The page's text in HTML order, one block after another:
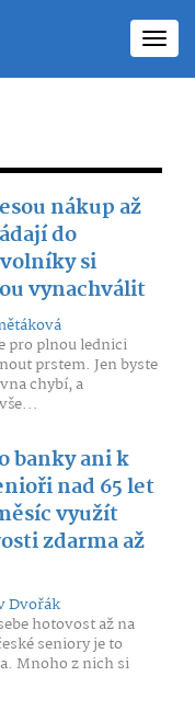
nákup až
do
si
vynachválit
pro plnou lednici
prstem. Jen byste
chybí, a
banky ani k
nad 65 let
využít
zdarma až
Dvořák
hotovost až na
seniory je to
Mnoho z nich si